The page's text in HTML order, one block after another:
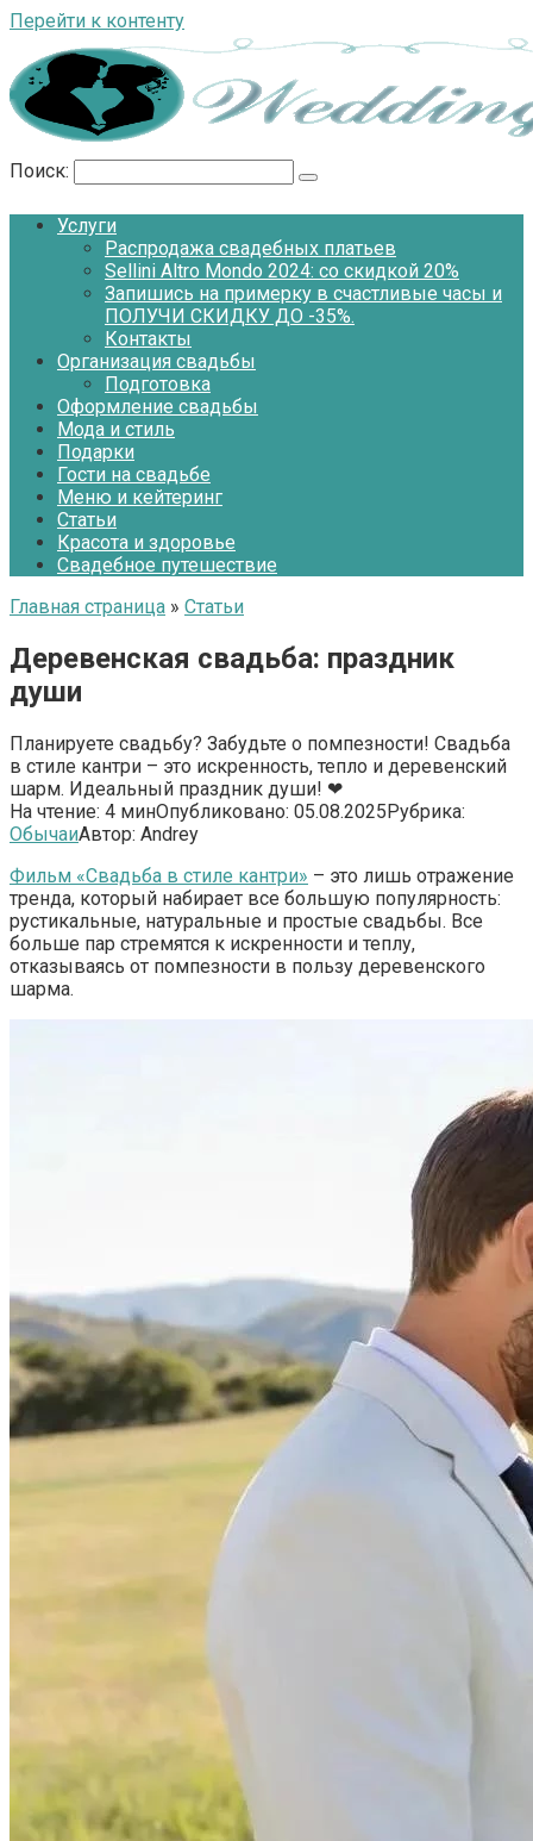
Перейти к контенту
Поиск:
Услуги
Распродажа свадебных платьев
Sellini Altro Mondo 2024: со скидкой 20%
Запишись на примерку в счастливые часы и
ПОЛУЧИ СКИДКУ ДО -35%.
Контакты
Организация свадьбы
Подготовка
Оформление свадьбы
Мода и стиль
Подарки
Гости на свадьбе
Меню и кейтеринг
Статьи
Красота и здоровье
Свадебное путешествие
Главная страница » Статьи
Деревенская свадьба: праздник
души
Планируете свадьбу? Забудьте о помпезности! Свадьба
в стиле кантри – это искренность, тепло и деревенский
шарм. Идеальный праздник души! ❤
На чтение: 4 минОпубликовано: 05.08.2025Рубрика:
ОбычаиАвтор: Andrey
Фильм «Свадьба в стиле кантри» – это лишь отражение
тренда, который набирает все большую популярность:
рустикальные, натуральные и простые свадьбы. Все
больше пар стремятся к искренности и теплу,
отказываясь от помпезности в пользу деревенского
шарма.